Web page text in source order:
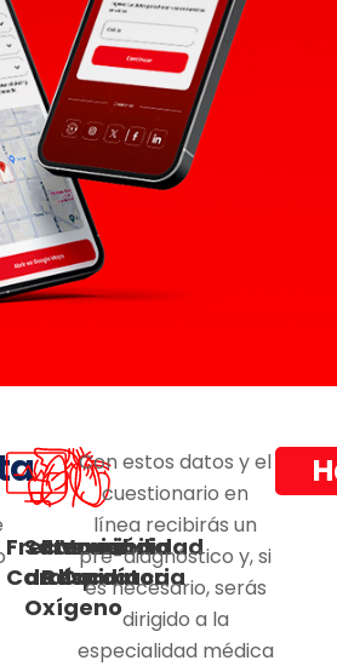
Frecuencia
Cardíaca
Saturación
de
Oxígeno
Frecuencia
Respiratoria
Variabilidad
Cardíaca
Con estos datos y el
cuestionario en
línea recibirás un
pre-diagnóstico y, si
es necesario, serás
dirigido a la
especialidad médica